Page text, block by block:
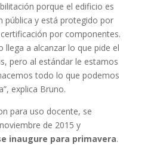
porque el edificio es
pública y está protegido por
por componentes.
llega a alcanzar lo que pide el
pero al estándar le estamos
todo lo que podemos
explica Bruno.
para uso docente, se
de 2015 y
inaugure para primavera.